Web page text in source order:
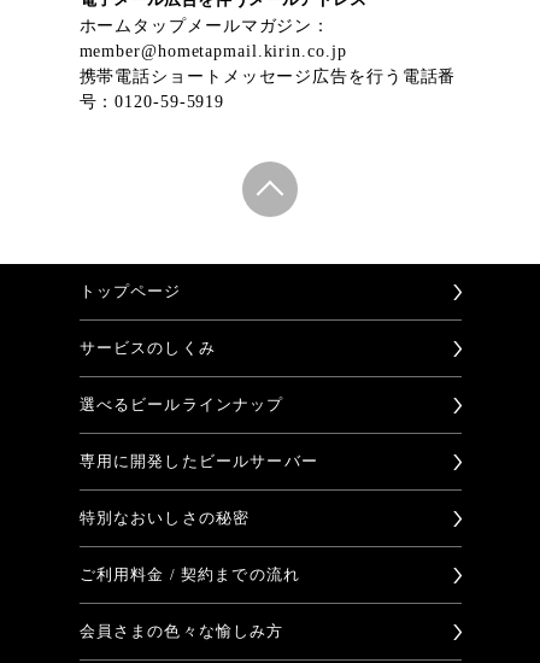
ホームタップメールマガジン：
member@hometapmail.kirin.co.jp
携帯電話ショートメッセージ広告を行う電話番
号：0120-59-5919
トップページ
サービスのしくみ
選べるビールラインナップ
専用に開発したビールサーバー
特別なおいしさの秘密
ご利用料金 / 契約までの流れ
会員さまの色々な愉しみ方